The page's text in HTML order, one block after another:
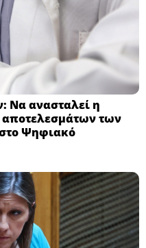
Να ανασταλεί η
των
Ψηφιακό